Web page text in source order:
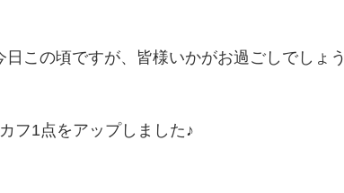
この頃ですが、皆様いかがお過ごしでしょう
フ1点をアップしました♪